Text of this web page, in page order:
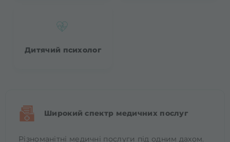
Дитячий психолог
Широкий спектр медичних послуг
Різноманітні медичні послуги під одним дахом.